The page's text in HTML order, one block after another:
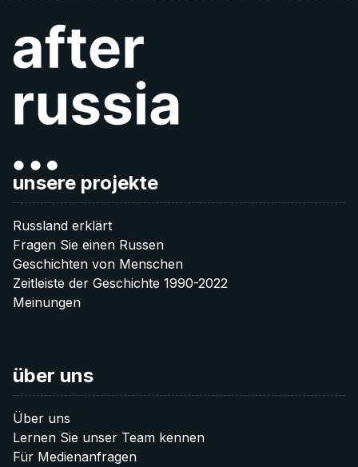
unsere projekte
Russland erklärt
Fragen Sie einen Russen
Geschichten von Menschen
Zeitleiste der Geschichte 1990-2022
Meinungen
über uns
Über uns
Lernen Sie unser Team kennen
Für Medienanfragen